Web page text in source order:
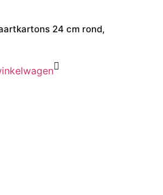
24 cm rond,